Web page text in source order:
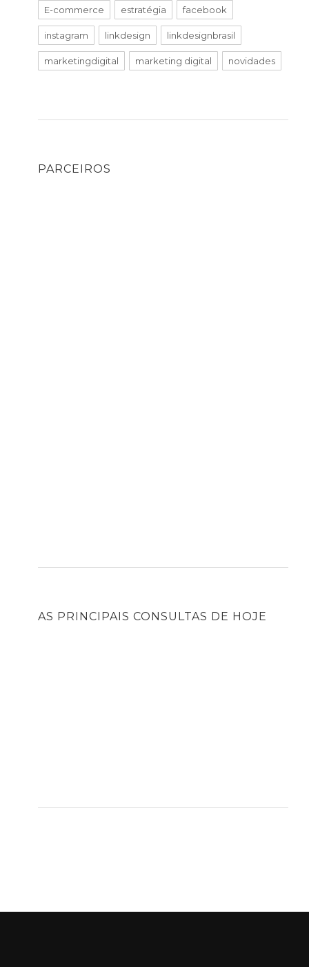
E-commerce estratégia facebook
instagram linkdesign linkdesignbrasil
marketingdigital marketing digital novidades
PARCEIROS
AS PRINCIPAIS CONSULTAS DE HOJE